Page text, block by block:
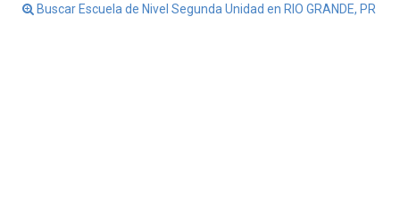
Buscar Escuela de Nivel Segunda Unidad en RIO GRANDE, PR